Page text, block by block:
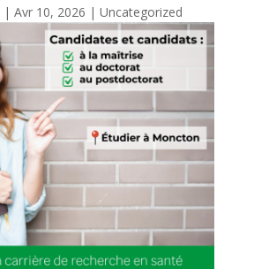
| Avr 10, 2026 | Uncategorized